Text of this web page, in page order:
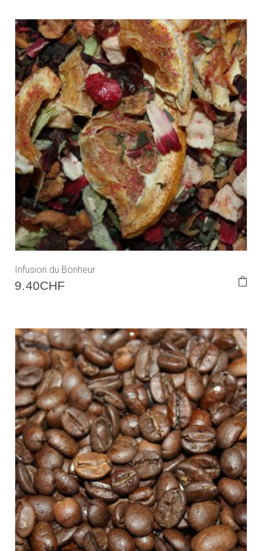
Infusion du Bonheur
9.40CHF